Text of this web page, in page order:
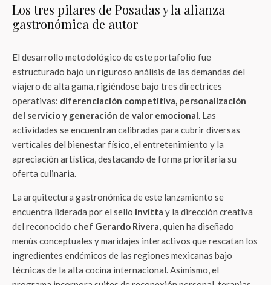
Los tres pilares de Posadas y la alianza
gastronómica de autor
El desarrollo metodológico de este portafolio fue
estructurado bajo un riguroso análisis de las demandas del
viajero de alta gama, rigiéndose bajo tres directrices
operativas: diferenciación competitiva, personalización
del servicio y generación de valor emocional. Las
actividades se encuentran calibradas para cubrir diversas
verticales del bienestar físico, el entretenimiento y la
apreciación artística, destacando de forma prioritaria su
oferta culinaria.
La arquitectura gastronómica de este lanzamiento se
encuentra liderada por el sello Invitta y la dirección creativa
del reconocido chef Gerardo Rivera, quien ha diseñado
menús conceptuales y maridajes interactivos que rescatan los
ingredientes endémicos de las regiones mexicanas bajo
técnicas de la alta cocina internacional. Asimismo, el